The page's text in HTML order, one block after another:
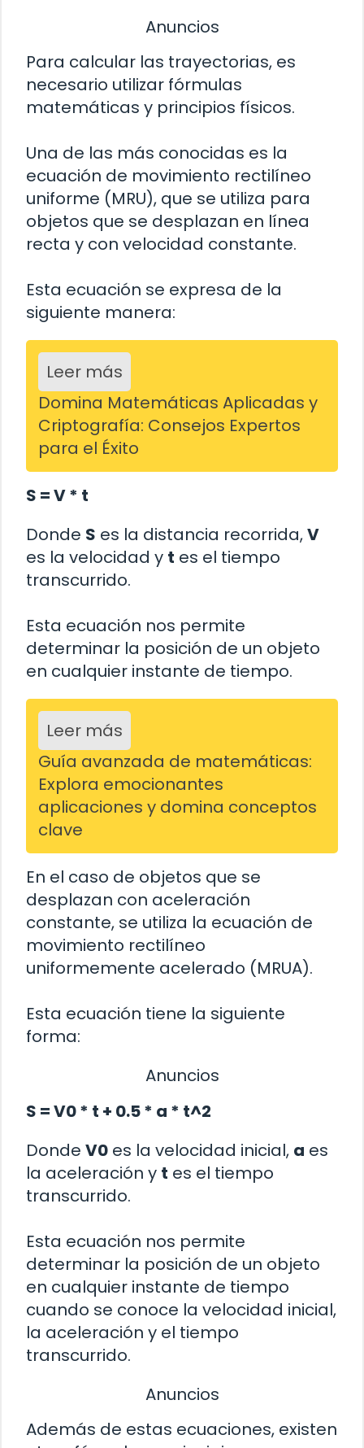
Anuncios
Para calcular las trayectorias, es
necesario utilizar fórmulas
matemáticas y principios físicos.
Una de las más conocidas es la
ecuación de movimiento rectilíneo
uniforme (MRU), que se utiliza para
objetos que se desplazan en línea
recta y con velocidad constante.
Esta ecuación se expresa de la
siguiente manera:
Leer más
Domina Matemáticas Aplicadas y
Criptografía: Consejos Expertos
para el Éxito
S = V * t
Donde S es la distancia recorrida,V
es la velocidad y t es el tiempo
transcurrido.
Esta ecuación nos permite
determinar la posición de un objeto
en cualquier instante de tiempo.
Leer más
Guía avanzada de matemáticas:
Explora emocionantes
aplicaciones y domina conceptos
clave
En el caso de objetos que se
desplazan con aceleración
constante, se utiliza la ecuación de
movimiento rectilíneo
uniformemente acelerado (MRUA).
Esta ecuación tiene la siguiente
forma:
Anuncios
S = V0 * t + 0.5 * a * t^2
Donde V0 es la velocidad inicial, a es
la aceleración y t es el tiempo
transcurrido.
Esta ecuación nos permite
determinar la posición de un objeto
en cualquier instante de tiempo
cuando se conoce la velocidad inicial,
la aceleración y el tiempo
transcurrido.
Anuncios
Además de estas ecuaciones, existen